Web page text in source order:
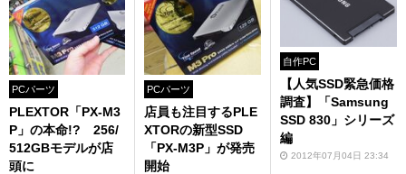
PCパーツ
PLEXTOR「PX-M3
P」の本命!? 256/
512GBモデルが店
頭に
PCパーツ
店員も注目するPLE
XTORの新型SSD
「PX-M3P」が発売
開始
自作PC
【人気SSD緊急価格
調査】「Samsung
SSD 830」シリーズ
編
2012年07月04日 23:34